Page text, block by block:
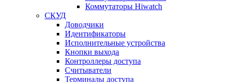
Коммутаторы Hiwatch
СКУД
Доводчики
Идентификаторы
Исполнительные устройства
Кнопки выхода
Контроллеры доступа
Считыватели
Терминалы доступа